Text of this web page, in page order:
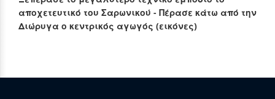
αποχετευτικό του Σαρωνικού - Πέρασε κάτω από την
Διώρυγα ο κεντρικός αγωγός (εικόνες)